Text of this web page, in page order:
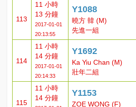
113
11 小時
13 分鐘
2017-01-01
20:13:55
Y1088
曉方 韓 (M)
先進一組
114
11 小時
14 分鐘
2017-01-01
20:14:33
Y1692
Ka Yiu Chan (M)
壯年二組
115
11 小時
14 分鐘
Y1153
ZOE WONG (F)